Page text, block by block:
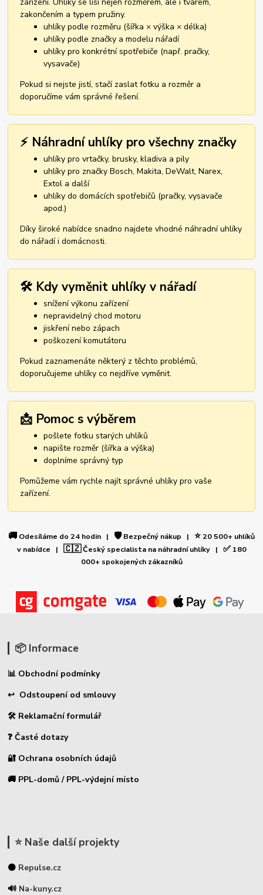
zakončením a typem pružiny.
uhlíky podle rozměru (šířka × výška × délka)
uhlíky podle značky a modelu nářadí
uhlíky pro konkrétní spotřebiče (např. pračky,
vysavače)
Pokud si nejste jistí, stačí zaslat fotku a rozměr a
doporučíme vám správné řešení.
⚡ Náhradní uhlíky pro všechny značky
uhlíky pro vrtačky, brusky, kladiva a pily
uhlíky pro značky Bosch, Makita, DeWalt, Narex,
Extol a další
uhlíky do domácích spotřebičů (pračky, vysavače
apod.)
Díky široké nabídce snadno najdete vhodné náhradní uhlíky
do nářadí i domácnosti.
🛠️ Kdy vyměnit uhlíky v nářadí
snížení výkonu zařízení
nepravidelný chod motoru
jiskření nebo zápach
poškození komutátoru
Pokud zaznamenáte některý z těchto problémů,
doporučujeme uhlíky co nejdříve vyměnit.
📩 Pomoc s výběrem
pošlete fotku starých uhlíků
napište rozměr (šířka a výška)
doplníme správný typ
Pomůžeme vám rychle najít správné uhlíky pro vaše
zařízení.
🚚 Odesíláme do 24 hodin | 🛡️Bezpečný nákup | ⭐20 500+ uhlíků
v nabídce | 🇨🇿Český specialista na náhradní uhlíky | ✅180
000+ spokojených zákazníků
📦 Informace
📊 Obchodní podmínky
↩ Odstoupení od smlouvy
🛠 Reklamační formulář
❓ Časté dotazy
🔐 Ochrana osobních údajů
🚚 PPL-domů / PPL-výdejní místo
⭐ Naše další projekty
⚫ Repulse.cz
🔊 Na-kuny.cz